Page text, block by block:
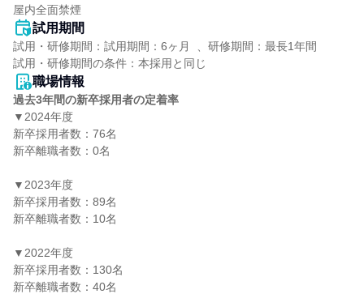
屋内全面禁煙
試用期間
試用・研修期間：試用期間：6ヶ月  、研修期間：最長1年間
職場情報
過去3年間の新卒採用者の定着率
▼2024年度
新卒採用者数：76名
新卒離職者数：0名
▼2023年度
新卒採用者数：89名
新卒離職者数：10名
▼2022年度
新卒採用者数：130名
新卒離職者数：40名